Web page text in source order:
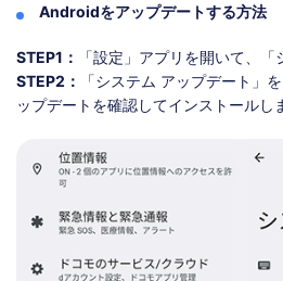
Androidをアップデートする方法
STEP1：
「設定」アプリを開いて、「
STEP2：
「システム アップデート」
ップデートを確認してインストールし